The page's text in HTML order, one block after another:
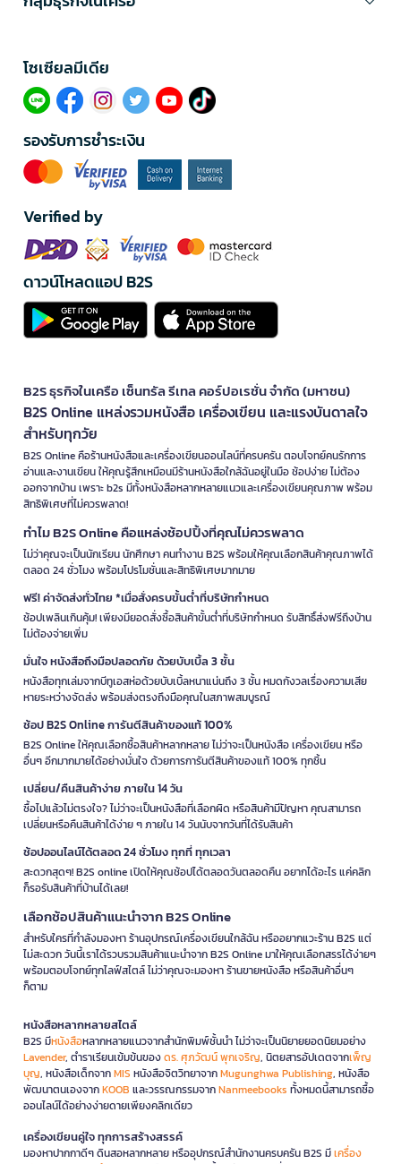
โซเซียลมีเดีย​
รองรับการชำระเงิน
Verified by
ดาวน์โหลดแอป B2S
B2S ธุรกิจในเครือ เซ็นทรัล รีเทล คอร์ปอเรชั่น จำกัด (มหาชน)
B2S Online แหล่งรวมหนังสือ เครื่องเขียน และแรงบันดาลใจ
สำหรับทุกวัย
B2S Online คือร้านหนังสือและเครื่องเขียนออนไลน์ที่ครบครัน ตอบโจทย์คนรักการ
อ่านและงานเขียน ให้คุณรู้สึกเหมือนมีร้านหนังสือใกล้ฉันอยู่ในมือ ช้อปง่าย ไม่ต้อง
ออกจากบ้าน เพราะ b2s มีทั้งหนังสือหลากหลายแนวและเครื่องเขียนคุณภาพ พร้อม
สิทธิพิเศษที่ไม่ควรพลาด!
ทำไม B2S Online คือแหล่งช้อปปิ้งที่คุณไม่ควรพลาด
ไม่ว่าคุณจะเป็นนักเรียน นักศึกษา คนทำงาน B2S พร้อมให้คุณเลือกสินค้าคุณภาพได้
ตลอด 24 ชั่วโมง พร้อมโปรโมชั่นและสิทธิพิเศษมากมาย
ฟรี! ค่าจัดส่งทั่วไทย *เมื่อสั่งครบขั้นต่ำที่บริษัทกำหนด
ช้อปเพลินเกินคุ้ม! เพียงมียอดสั่งซื้อสินค้าขั้นต่ำที่บริษัทกำหนด รับสิทธิ์ส่งฟรีถึงบ้าน
ไม่ต้องจ่ายเพิ่ม
มั่นใจ หนังสือถึงมือปลอดภัย ด้วยบับเบิ้ล 3 ชั้น
หนังสือทุกเล่มจากบีทูเอสห่อด้วยบับเบิ้ลหนาแน่นถึง 3 ชั้น หมดกังวลเรื่องความเสีย
หายระหว่างจัดส่ง พร้อมส่งตรงถึงมือคุณในสภาพสมบูรณ์
ช้อป B2S Online การันตีสินค้าของแท้ 100%
B2S Online ให้คุณเลือกซื้อสินค้าหลากหลาย ไม่ว่าจะเป็นหนังสือ เครื่องเขียน หรือ
อื่นๆ อีกมากมายได้อย่างมั่นใจ ด้วยการการันตีสินค้าของแท้ 100% ทุกชิ้น
เปลี่ยน/คืนสินค้าง่าย ภายใน 14 วัน
ซื้อไปแล้วไม่ตรงใจ? ไม่ว่าจะเป็นหนังสือที่เลือกผิด หรือสินค้ามีปัญหา คุณสามารถ
เปลี่ยนหรือคืนสินค้าได้ง่าย ๆ ภายใน 14 วันนับจากวันที่ได้รับสินค้า
ช้อปออนไลน์ได้ตลอด 24 ชั่วโมง ทุกที่ ทุกเวลา
สะดวกสุดๆ! B2S online เปิดให้คุณช้อปได้ตลอดวันตลอดคืน อยากได้อะไร แค่คลิก
ก็รอรับสินค้าที่บ้านได้เลย!
เลือกช้อปสินค้าแนะนำจาก B2S Online
สำหรับใครที่กำลังมองหา ร้านอุปกรณ์เครื่องเขียนใกล้ฉัน หรืออยากแวะร้าน B2S แต่
ไม่สะดวก วันนี้เราได้รวบรวมสินค้าแนะนำจาก B2S Online มาให้คุณเลือกสรรได้ง่ายๆ
พร้อมตอบโจทย์ทุกไลฟ์สไตล์ ไม่ว่าคุณจะมองหา ร้านขายหนังสือ หรือสินค้าอื่นๆ
ก็ตาม
หนังสือหลากหลายสไตล์
B2S มีหนังสือหลากหลายแนวจากสำนักพิมพ์ชั้นนำ ไม่ว่าจะเป็นนิยายยอดนิยมอย่าง
Lavender, ตำราเรียนเข้มข้นของดร. ศุภวัฒน์ พุกเจริญ, นิตยสารอัปเดตจากเพ็ญ
บุญ, หนังสือเด็กจากMIS หนังสือจิตวิทยาจากMugunghwa Publishing, หนังสือ
พัฒนาตนเองจากKOOB และวรรณกรรมจากNanmeebooks ทั้งหมดนี้สามารถซื้อ
ออนไลน์ได้อย่างง่ายดายเพียงคลิกเดียว
เครื่องเขียนคู่ใจ ทุกการสร้างสรรค์
มองหาปากกาดีๆ ดินสอหลากหลาย หรืออุปกรณ์สำนักงานครบครัน B2S มีเครื่อง